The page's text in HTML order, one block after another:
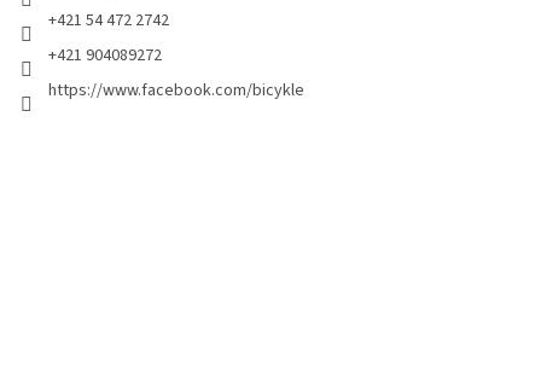
+421 54 472 2742
+421 904089272
https://www.facebook.com/bicykle